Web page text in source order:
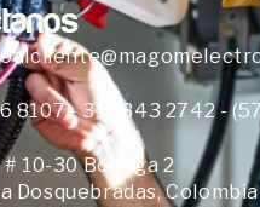
8107 - 312 843 2742 -
10-30 Bodega 2
Dosquebradas, Colombia